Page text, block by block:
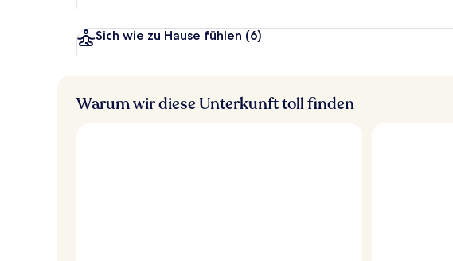
Sich wie zu Hause fühlen (6)
Warum wir diese Unterkunft toll finden